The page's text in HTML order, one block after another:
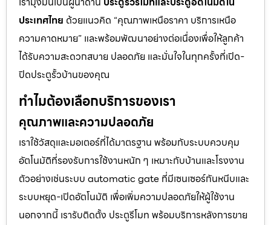
ประเทศไทย ด้วยแนวคิด “คุณภาพเหนือราคา บริการเหนือ
ความคาดหมาย” และพร้อมพัฒนาอย่างต่อเนื่องเพื่อให้ลูกค้า
ได้รับความสะดวกสบาย ปลอดภัย และมั่นใจในทุกครั้งที่เปิด-
ปิดประตูรั้วบ้านของคุณ
ทำไมต้องเลือกบริการของเรา
คุณภาพและความปลอดภัย
เราใช้วัสดุและมอเตอร์ที่ได้มาตรฐาน พร้อมกับระบบควบคุม
อัตโนมัติที่รองรับการใช้งานหนัก ๆ เหมาะกับบ้านและโรงงาน
ตัวอย่างเช่นระบบ automatic gate ที่มีเซนเซอร์กันหนีบและ
ระบบหยุด-เปิดอัตโนมัติ เพื่อเพิ่มความปลอดภัยให้ผู้ใช้งาน
นอกจากนี้ เรารับติดตั้ง ประตูรีโมท พร้อมบริการหลังการขาย